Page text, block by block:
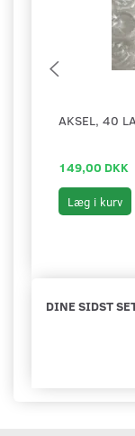
AKSEL, 40
149,00 DKK
Læg i kurv
DINE SIDST